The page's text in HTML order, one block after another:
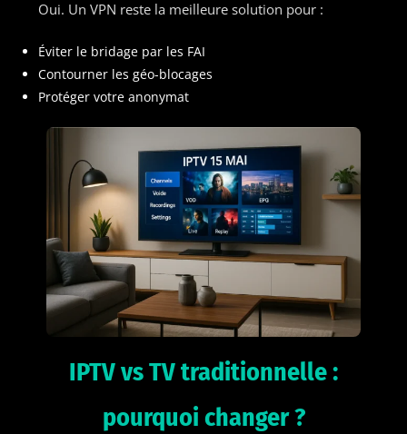
Oui. Un VPN reste la meilleure solution pour :
Éviter le bridage par les FAI
Contourner les géo-blocages
Protéger votre anonymat
IPTV vs TV traditionnelle :
pourquoi changer ?